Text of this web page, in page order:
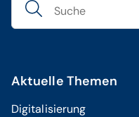
Aktuelle Themen
Digitalisierung